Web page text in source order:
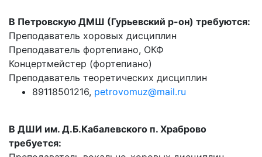
В Петровскую ДМШ (Гурьевский р-он) требуются:
Преподаватель хоровых дисциплин
Преподаватель фортепиано, ОКФ
Концертмейстер (фортепиано)
Преподаватель теоретических дисциплин
89118501216, petrovomuz@mail.ru
В ДШИ им. Д.Б.Кабалевcкого п. Храброво
требуется: